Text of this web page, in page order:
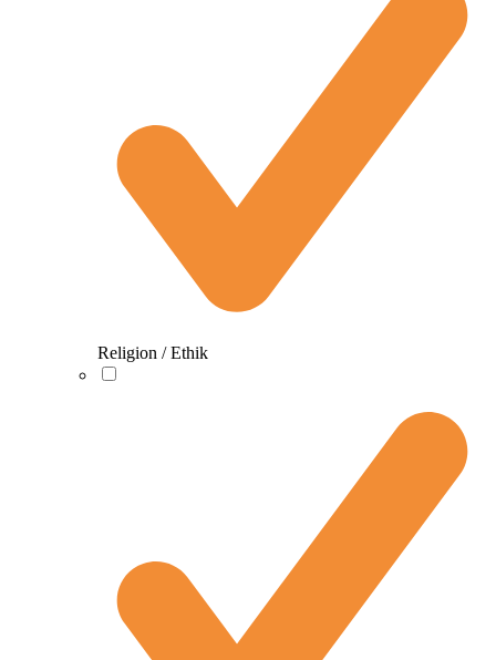
Religion / Ethik